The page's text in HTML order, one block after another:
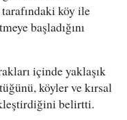
köy ile
başladığını
içinde yaklaşık
köyler ve kırsal
belirtti.